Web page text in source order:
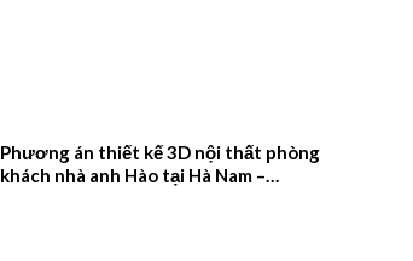
Phương án thiết kế 3D nội thất phòng
khách nhà anh Hào tại Hà Nam –